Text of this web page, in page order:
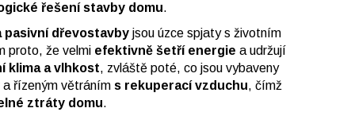
řešení stavby domu.
pasivní dřevostavby jsou úzce spjaty s životním
proto, že velmi efektivně šetří energie a udržují
klima a vlhkost, zvláště poté, co jsou vybaveny
a řízeným větráníms rekuperací vzduchu, čímž
ztráty domu.